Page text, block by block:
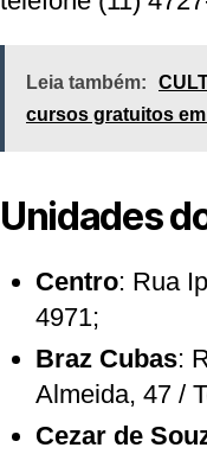
Leia também:
cursos gratuitos
Unidades
Centro: Rua
4971;
Braz Cubas:
Almeida, 47 /
Cezar de